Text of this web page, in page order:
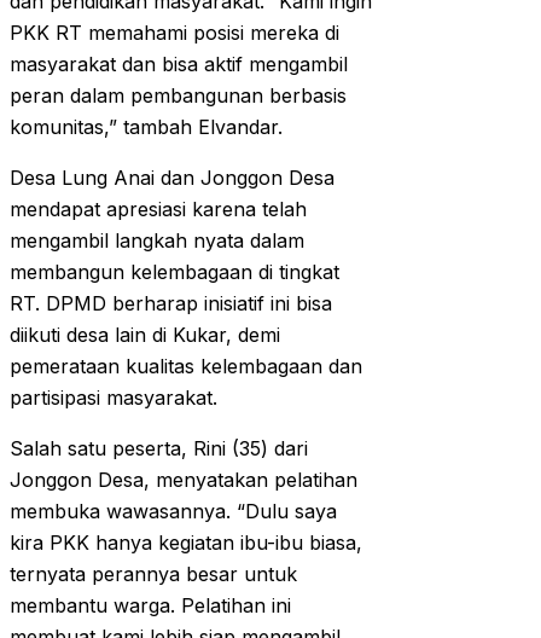
PKK RT memahami posisi mereka di
masyarakat dan bisa aktif mengambil
peran dalam pembangunan berbasis
komunitas,” tambah Elvandar.
Desa Lung Anai dan Jonggon Desa
mendapat apresiasi karena telah
mengambil langkah nyata dalam
membangun kelembagaan di tingkat
RT. DPMD berharap inisiatif ini bisa
diikuti desa lain di Kukar, demi
pemerataan kualitas kelembagaan dan
partisipasi masyarakat.
Salah satu peserta, Rini (35) dari
Jonggon Desa, menyatakan pelatihan
membuka wawasannya. “Dulu saya
kira PKK hanya kegiatan ibu-ibu biasa,
ternyata perannya besar untuk
membantu warga. Pelatihan ini